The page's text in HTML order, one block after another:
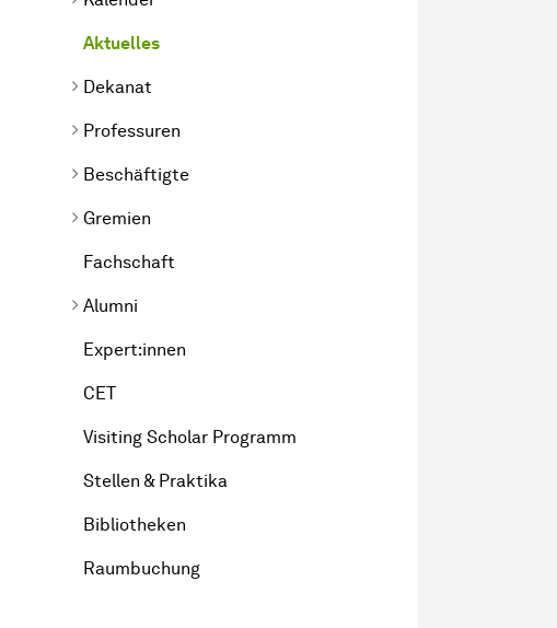
Aktuelles
Dekanat
Professuren
Beschäftigte
Gremien
Fachschaft
Alumni
Expert:innen
CET
Visiting Scholar Programm
Stellen & Praktika
Bibliotheken
Raumbuchung